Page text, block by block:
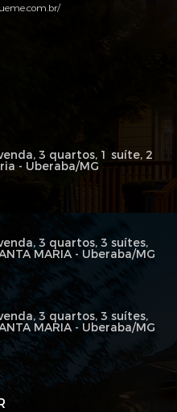
3 quartos, 1 suíte, 2
- Uberaba/MG
3 quartos, 3 suítes,
MARIA - Uberaba/MG
3 quartos, 3 suítes,
MARIA - Uberaba/MG